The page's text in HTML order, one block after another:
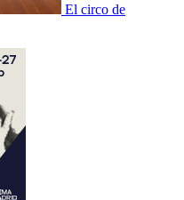
El circo de